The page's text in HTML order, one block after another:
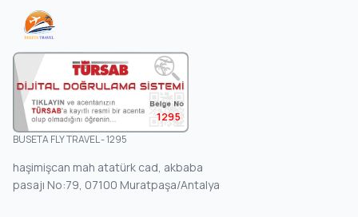
1295
BUSETA FLY TRAVEL - 1295
haşimişcan mah atatürk cad, akbaba
pasajı No:79, 07100 Muratpaşa/Antalya